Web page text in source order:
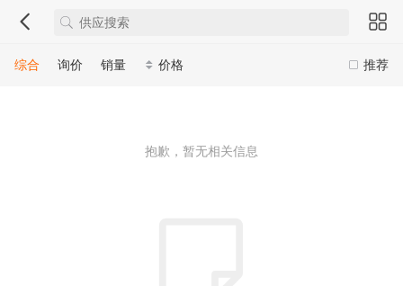
推荐
综合 询价 销量 价格
抱歉，暂无相关信息